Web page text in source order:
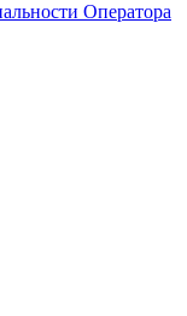
Оператора